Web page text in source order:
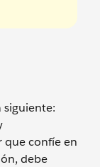
siguiente:
que confíe en
debe